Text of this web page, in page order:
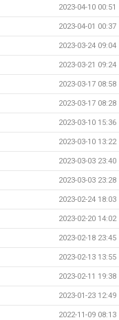
2023-04-10 00:51
2023-04-01 00:37
2023-03-24 09:04
2023-03-21 09:24
2023-03-17 08:58
2023-03-17 08:28
2023-03-10 15:36
2023-03-10 13:22
2023-03-03 23:40
2023-03-03 23:28
2023-02-24 18:03
2023-02-20 14:02
2023-02-18 23:45
2023-02-13 13:55
2023-02-11 19:38
2023-01-23 12:49
2022-11-09 08:13